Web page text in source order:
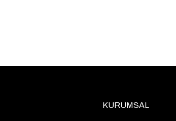
KURUMSAL